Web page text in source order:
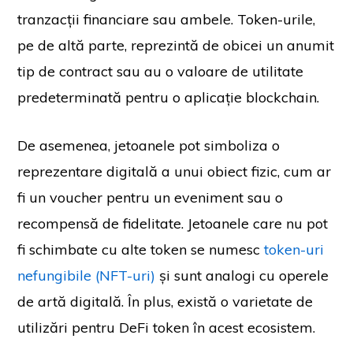
tranzacții financiare sau ambele. Token-urile,
pe de altă parte, reprezintă de obicei un anumit
tip de contract sau au o valoare de utilitate
predeterminată pentru o aplicație blockchain.
De asemenea, jetoanele pot simboliza o
reprezentare digitală a unui obiect fizic, cum ar
fi un voucher pentru un eveniment sau o
recompensă de fidelitate. Jetoanele care nu pot
fi schimbate cu alte token se numesctoken-uri
nefungibile (NFT-uri) și sunt analogi cu operele
de artă digitală. În plus, există o varietate de
utilizări pentru DeFi token în acest ecosistem.